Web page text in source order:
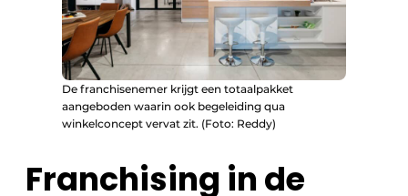
De franchisenemer krijgt een totaalpakket
aangeboden waarin ook begeleiding qua
winkelconcept vervat zit. (Foto: Reddy)
Franchising in de